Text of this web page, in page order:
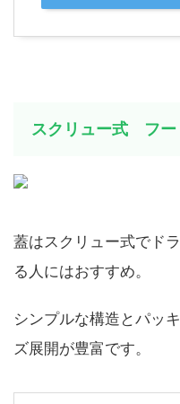
スクリュー式 フー
蓋はスクリュー式でド
る人にはおすすめ。
シンプルな構造とパッ
ズ展開が豊富です。